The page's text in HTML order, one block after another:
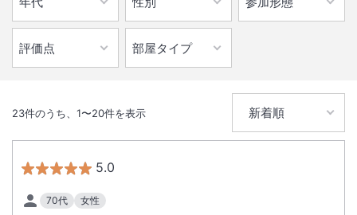
23件のうち、 1〜20件を表示
5.0
70代
女性